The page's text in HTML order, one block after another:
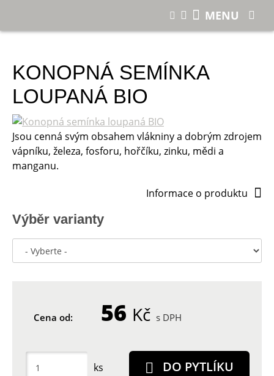
Konopná semínka loupaná BIO
KONOPNÁ SEMÍNKA
LOUPANÁ BIO
Jsou cenná svým obsahem vlákniny a dobrým zdrojem
vápníku, železa, fosforu, hořčíku, zinku, mědi a
manganu.
Informace o produktu
Výběr varianty
Cena od: 56 Kč s DPH
ks DO PYTLÍKU
MENU